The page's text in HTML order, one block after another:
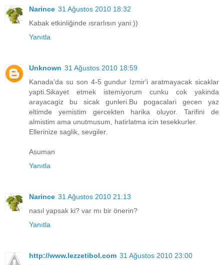
Narince 31 Ağustos 2010 18:32
Kabak etkinliğinde ısrarlısın yani:))
Yanıtla
Unknown 31 Ağustos 2010 18:59
Kanada'da su son 4-5 gundur Izmir'i aratmayacak sicaklar
yapti.Sikayet etmek istemiyorum cunku cok yakinda
arayacagiz bu sicak gunleri.Bu pogacalari gecen yaz
eltimde yemistim gercekten harika oluyor. Tarifini de
almistim ama unutmusum, hatirlatma icin tesekkurler.
Ellerinize saglik, sevgiler.
Asuman
Yanıtla
Narince 31 Ağustos 2010 21:13
nasıl yapsak ki? var mı bir önerin?
Yanıtla
http://www.lezzetibol.com 31 Ağustos 2010 23:00